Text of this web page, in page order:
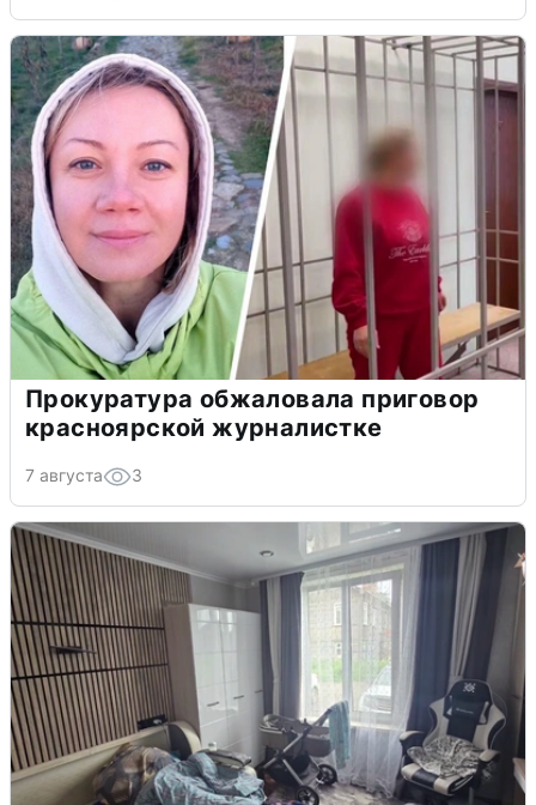
Прокуратура обжаловала приговор
красноярской журналистке
7 августа 3